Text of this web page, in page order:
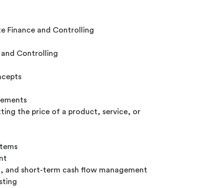
Finance and Controlling
Controlling
the price of a product, service, or
and short-term cash flow management